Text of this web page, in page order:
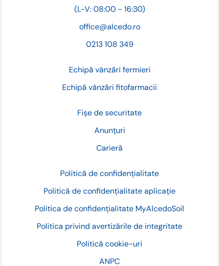
Fișe de securitate
Anunțuri
Carieră
Politică de confidențialitate
Politică de confidențialitate aplicație
Politica de confidențialitate MyAlcedoSoil
Politica privind avertizările de integritate
Politică cookie-uri
ANPC
(L-V: 08:00 - 16:30)
office@alcedo.ro
0213 108 349
Echipă vânzări fermieri
Echipă vânzări fitofarmacii